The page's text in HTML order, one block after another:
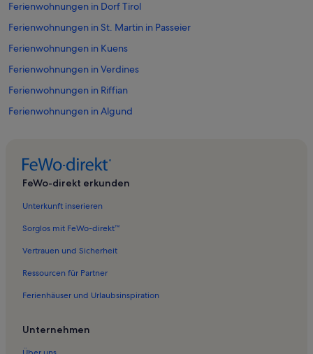
Ferienwohnungen in Dorf Tirol
Ferienwohnungen in St. Martin in Passeier
Ferienwohnungen in Kuens
Ferienwohnungen in Verdines
Ferienwohnungen in Riffian
Ferienwohnungen in Algund
Ferienwohnungen in St. Leonhard in Passeier
Ferienwohnungen in Sessellift Grube
Ferienwohnungen in Südtirol
Ferienwohnungen in Ortler Skiarena
FeWo-direkt erkunden
Unterkunft inserieren
Sorglos mit FeWo-direkt™
Vertrauen und Sicherheit
Ressourcen für Partner
Ferienhäuser und Urlaubsinspiration
Unternehmen